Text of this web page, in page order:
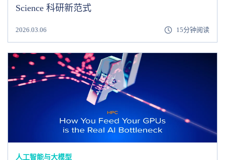
Science 科研新范式
2026.03.06 15分钟阅读
人工智能与大模型